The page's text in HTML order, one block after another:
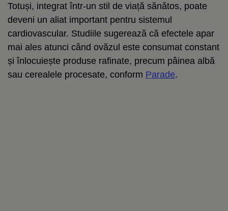
Totuși, integrat într-un stil de viață sănătos, poate
deveni un aliat important pentru sistemul
cardiovascular. Studiile sugerează că efectele apar
mai ales atunci când ovăzul este consumat constant
și înlocuiește produse rafinate, precum pâinea albă
sau cerealele procesate, conform Parade.